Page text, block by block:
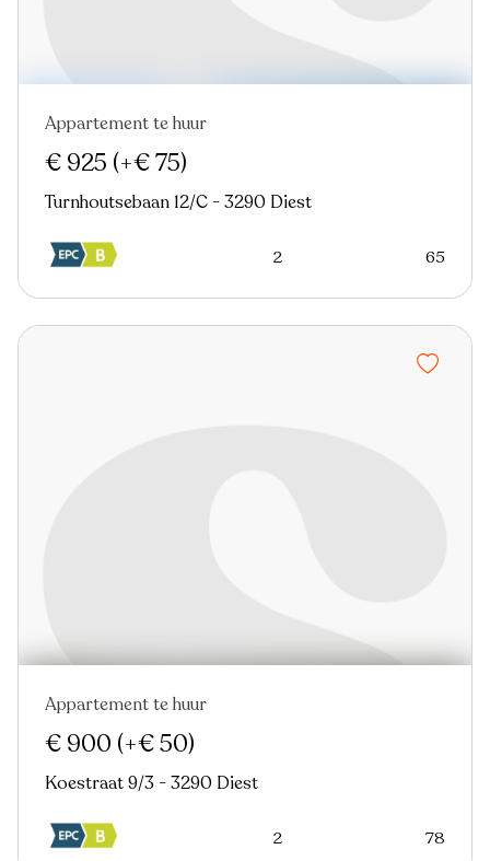
Appartement te huur
€ 925 (+€ 75)
Turnhoutsebaan 12/C - 3290 Diest
2 65
Appartement te huur
€ 900 (+€ 50)
Koestraat 9/3 - 3290 Diest
2 78